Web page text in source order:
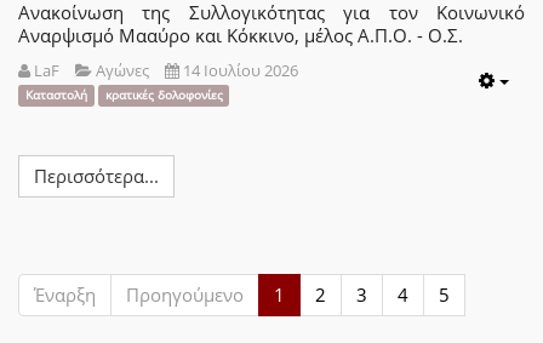
Ανακοίνωση της Συλλογικότητας για τον Κοινωνικό
Αναρψισμό Μααύρο και Κόκκινο, μέλος Α.Π.Ο. - Ο.Σ.
LaF Αγώνες 14 Ιουλίου 2026
Καταστολή κρατικές δολοφονίες
Περισσότερα...
Έναρξη Προηγούμενο 1 2 3 4 5